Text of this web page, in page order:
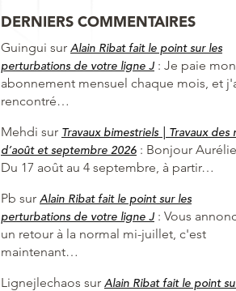
DERNIERS COMMENTAIRES
Guingui sur Alain Ribat fait le point sur les
perturbations de votre ligne J : Je paie mon
abonnement mensuel chaque mois, et
rencontré…
Mehdi sur Travaux bimestriels | Travaux des
d’août et septembre 2026 : Bonjour
Du 17 août au 4 septembre, à partir…
Pb sur Alain Ribat fait le point sur les
perturbations de votre ligne J : Vous
un retour à la normal mi-juillet, c'est
maintenant…
Lignejlechaos sur Alain Ribat fait le point